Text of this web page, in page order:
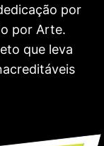
por
por Arte.
que leva